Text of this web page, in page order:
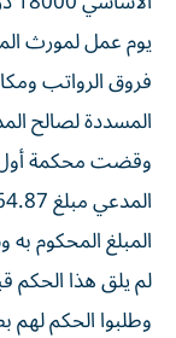
فروق الرواتب
المسددة لصالح
وقضت محكمة أول
المبلغ المحكوم
لم يلق هذا الحكم